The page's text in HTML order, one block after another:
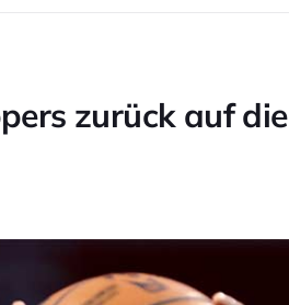
zurück auf die